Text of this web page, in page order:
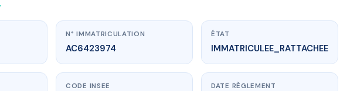
N° IMMATRICULATION
AC6423974
ÉTAT
IMMATRICULEE_RATTACHEE
CODE INSEE DATE RÈGLEMENT